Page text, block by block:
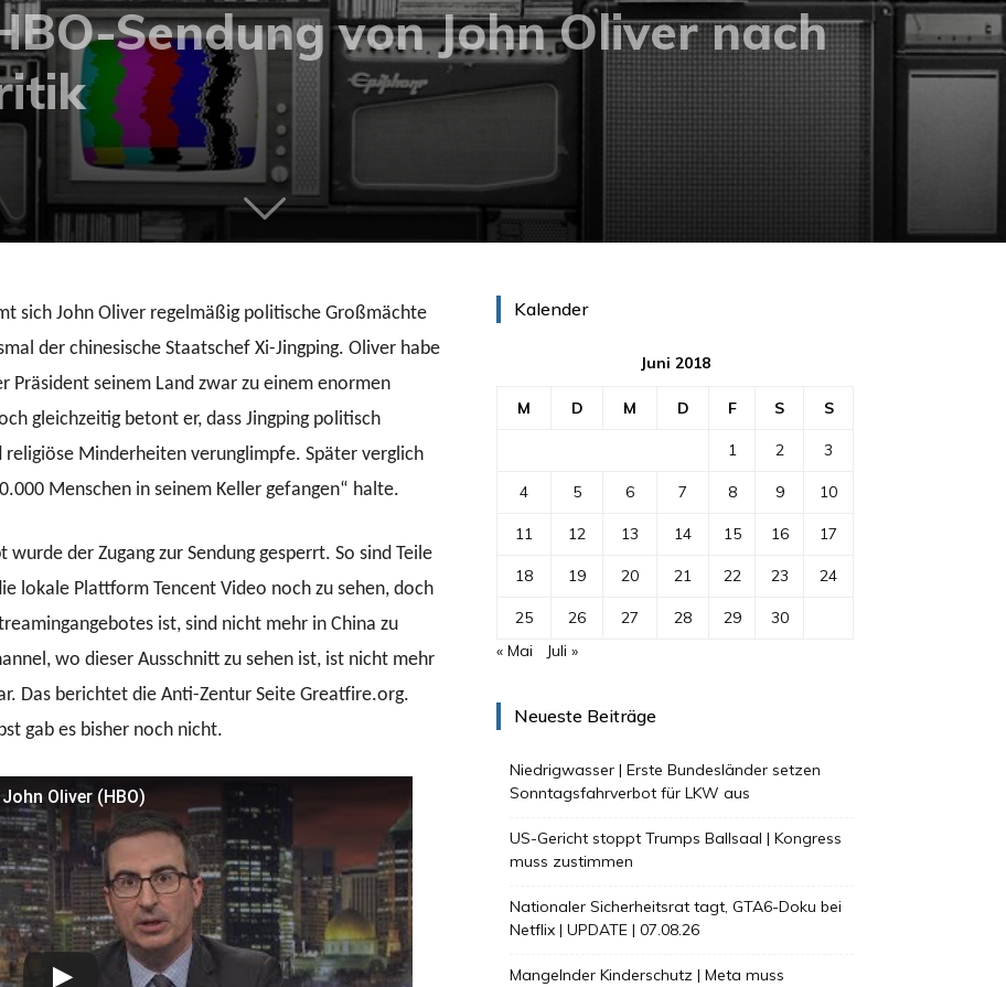
Sendung von John Oliver nach
sich John Oliver regelmäßig politische Großmächte
der chinesische Staatschef Xi-Jingping. Oliver habe
Präsident seinem Land zwar zu einem enormen
gleichzeitig betont er, dass Jingping politisch
Minderheiten verunglimpfe. Später verglich
Menschen in seinem Keller gefangen“ halte.
der Zugang zur Sendung gesperrt. So sind Teile
lokale Plattform Tencent Video noch zu sehen, doch
ist, sind nicht mehr in China zu
wo dieser Ausschnitt zu sehen ist, ist nicht mehr
Das berichtet die Anti-Zentur Seite Greatfire.org.
gab es bisher noch nicht.
Oliver (HBO)
Kalender
Juni 2018
M D M D F S S
1 2 3
4 5 6 7 8 9 10
11 12 13 14 15 16 17
18 19 20 21 22 23 24
25 26 27 28 29
30
« Mai
Juli »
Neueste Beiträge
Niedrigwasser | Erste Bundesländer setzen
Sonntagsfahrverbot für LKW aus
US-Gericht stoppt Trumps Ballsaal | Kongress
muss zustimmen
Nationaler Sicherheitsrat tagt, GTA6-Doku bei
Netflix | UPDATE | 07.08.26
Mangelnder Kinderschutz | Meta muss